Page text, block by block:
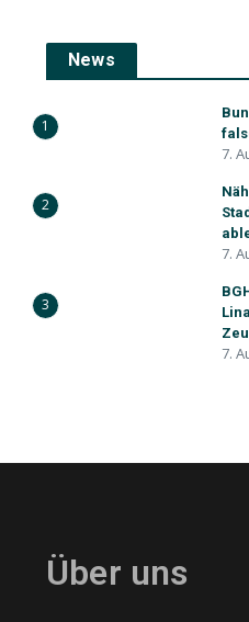
News
1
7.
2
7.
3
7.
Über uns